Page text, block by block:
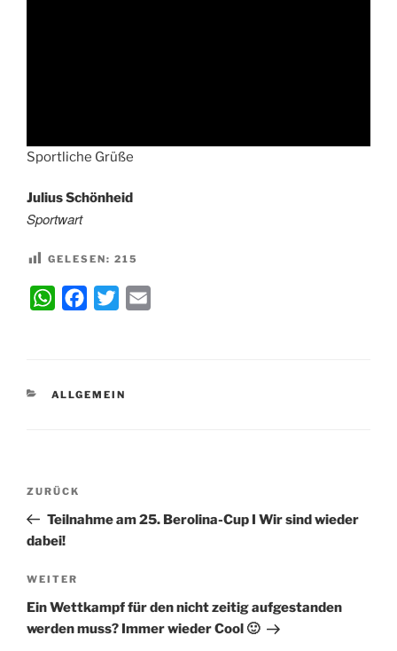
Sportliche Grüße
Julius Schönheid
Sportwart
GELESEN: 215
W
s
b
t
KATEGORIEN
ALLGEMEIN
Beitragsnavigation
Vorheriger
Beitrag
ZURÜCK
Teilnahme am 25. Berolina-Cup I Wir sind wieder
dabei!
Nächster
Beitrag
WEITER
Ein Wettkampf für den nicht zeitig aufgestanden
werden muss? Immer wieder Cool 🙂